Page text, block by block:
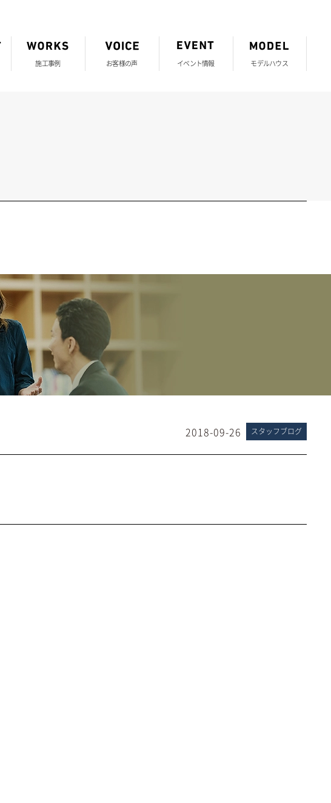
施工事例 お客様の声 イベント情報 モデルハウス
2018-09-26 スタッフブログ